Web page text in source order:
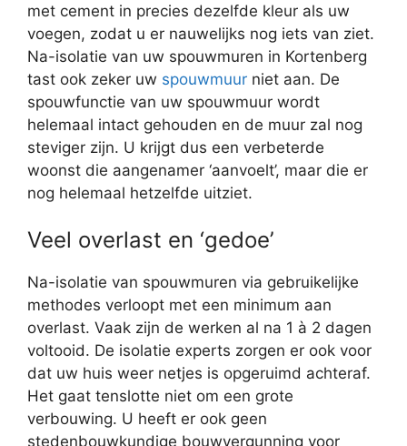
met cement in precies dezelfde kleur als uw
voegen, zodat u er nauwelijks nog iets van ziet.
Na-isolatie van uw spouwmuren in Kortenberg
tast ook zeker uw spouwmuur niet aan. De
spouwfunctie van uw spouwmuur wordt
helemaal intact gehouden en de muur zal nog
steviger zijn. U krijgt dus een verbeterde
woonst die aangenamer ‘aanvoelt’, maar die er
nog helemaal hetzelfde uitziet.
Veel overlast en ‘gedoe’
Na-isolatie van spouwmuren via gebruikelijke
methodes verloopt met een minimum aan
overlast. Vaak zijn de werken al na 1 à 2 dagen
voltooid. De isolatie experts zorgen er ook voor
dat uw huis weer netjes is opgeruimd achteraf.
Het gaat tenslotte niet om een grote
verbouwing. U heeft er ook geen
stedenbouwkundige bouwvergunning voor